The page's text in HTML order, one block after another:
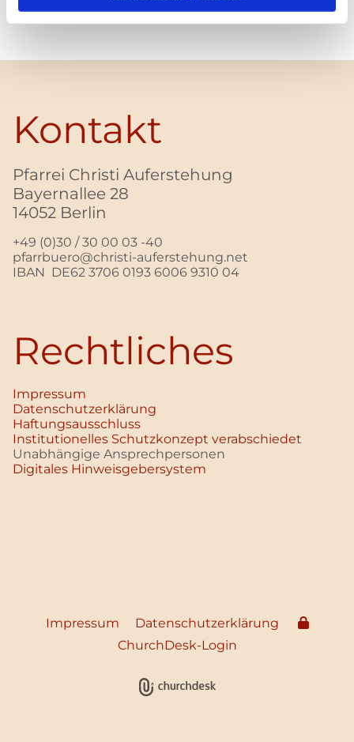
Kontakt
Pfarrei Christi Auferstehung
Bayernallee 28
14052 Berlin
+49 (0)30 / 30 00 03 -40
pfarrbuero@christi-auferstehung.net
IBAN DE62 3706 0193 6006 9310 04
Rechtliches
Impressum
Datenschutz­erklärung
Haftungsausschluss
Institutionelles Schutzkonzept verabschiedet
Unabhängige Ansprechpersonen
Digitales Hinweisgebersystem
Impressum
Datenschutzerklärung
ChurchDesk-Login